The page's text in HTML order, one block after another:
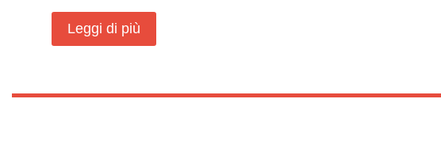
Leggi di più